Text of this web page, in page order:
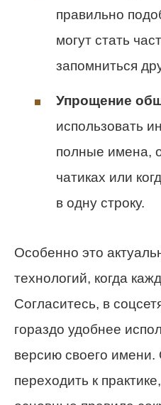
правильно
могут стать
запомниться
Упрощение
использовать
полные имена,
чатиках или
в одну строку.
Особенно это
технологий, когда
Согласитесь, в
гораздо удобнее
версию своего
переходить к